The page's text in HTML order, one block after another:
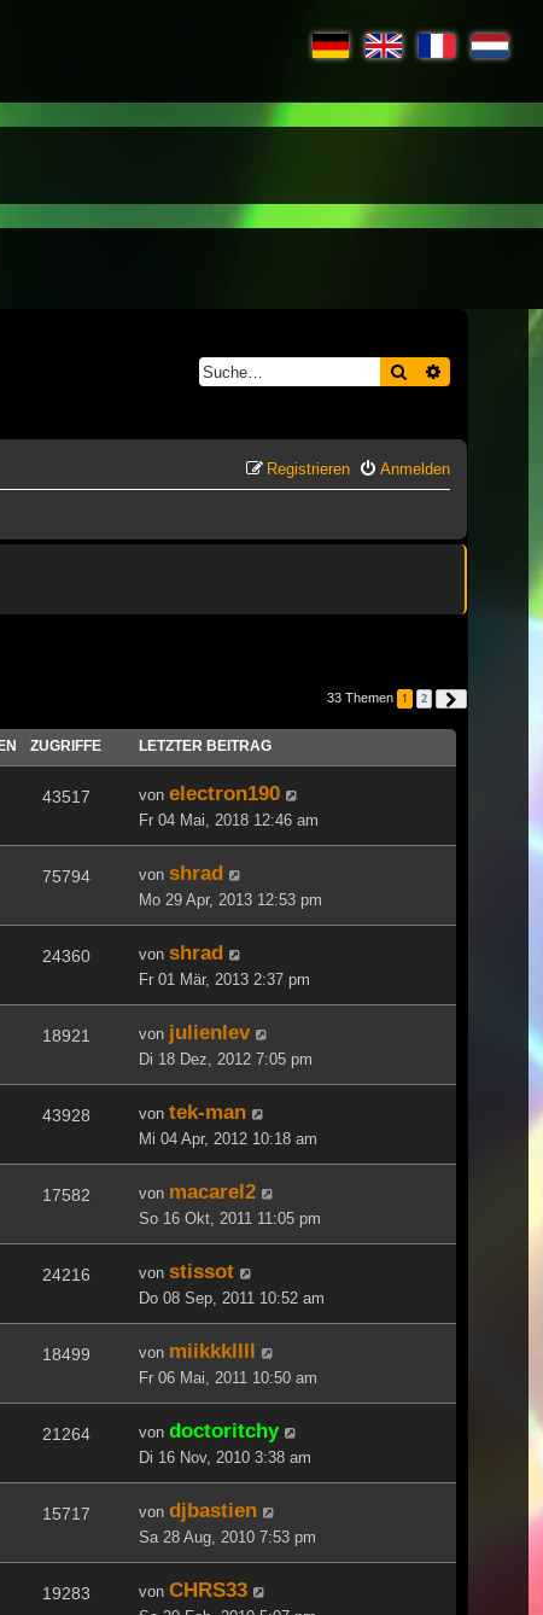
Suche
Anmelden
Registrieren
33 Themen 1 2
ZUGRIFFE LETZTER BEITRAG
43517 von electron190
Fr 04 Mai, 2018 12:46 am
75794 von shrad
Mo 29 Apr, 2013 12:53 pm
24360 von shrad
Fr 01 Mär, 2013 2:37 pm
18921 von julienlev
Di 18 Dez, 2012 7:05 pm
43928 von tek-man
Mi 04 Apr, 2012 10:18 am
17582 von macarel2
So 16 Okt, 2011 11:05 pm
24216 von stissot
Do 08 Sep, 2011 10:52 am
18499 von miikkkllll
Fr 06 Mai, 2011 10:50 am
21264 von doctoritchy
Di 16 Nov, 2010 3:38 am
15717 von djbastien
Sa 28 Aug, 2010 7:53 pm
19283 von CHRS33